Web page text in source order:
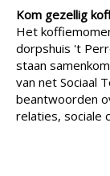
Kom gezellig
Het
dorpshuis 't
staan
van net Sociaal
beantwoorden
relaties, sociale